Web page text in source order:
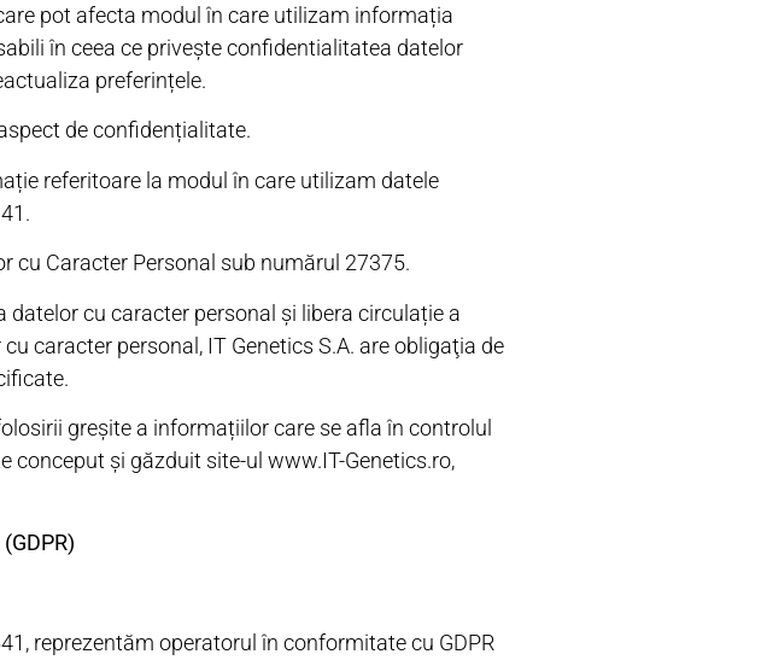
pot afecta modul în care utilizam informația
în ceea ce privește confidentialitatea datelor
preferințele.
de confidențialitate.
referitoare la modul în care utilizam datele
cu Caracter Personal sub numărul 27375.
cu caracter personal și libera circulație a
caracter personal, IT Genetics S.A. are obligaţia de
greșite a informațiilor care se afla în controlul
conceput și găzduit site-ul www.IT-Genetics.ro,
reprezentăm operatorul în conformitate cu GDPR